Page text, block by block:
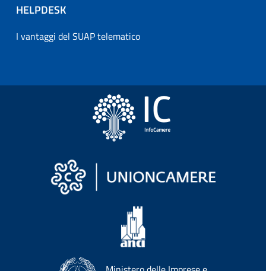
HELPDESK
I vantaggi del SUAP telematico